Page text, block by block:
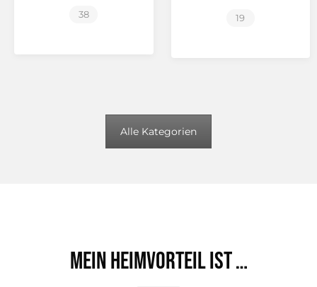
38 19
Alle Kategorien
Mein Heimvorteil ist …